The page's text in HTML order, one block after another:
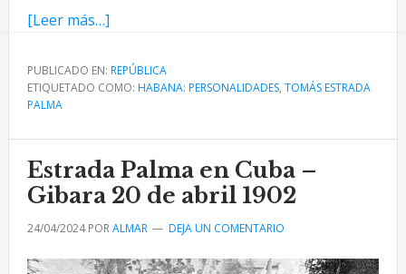
[Leer más…]acerca
Estrada
Palma
Bayamo
hasta
el
Castillo
de
Figueras
PUBLICADO EN: REPÚBLICA
ETIQUETADO COMO: HABANA: PERSONALIDADES, TOMÁS ESTRADA
PALMA
Estrada Palma en Cuba –
Gibara 20 de abril 1902
24/04/2024PORALMAR DEJA UN COMENTARIO